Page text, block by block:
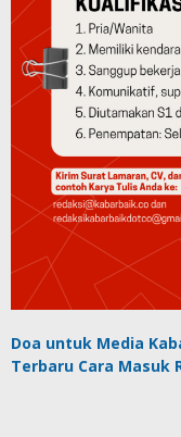
Doa untuk Media
Terbaru Cara Masuk